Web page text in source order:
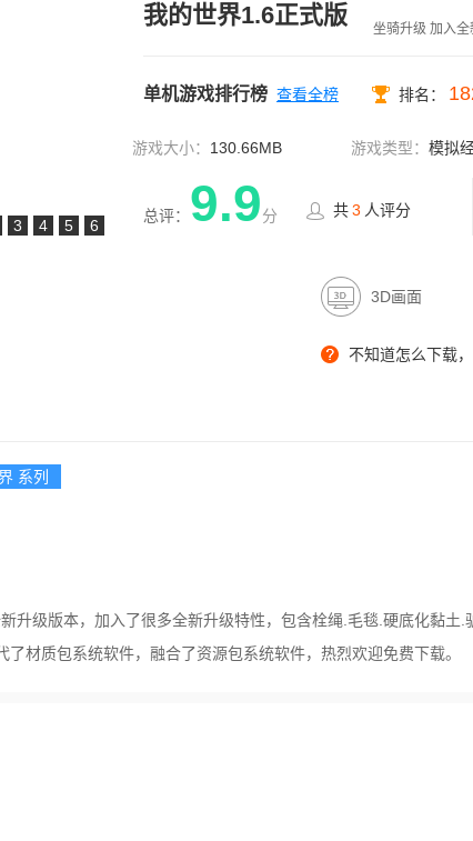
3 4 5 6
我的世界1.6正式版 坐骑升级 加入
单机游戏排行榜 查看全榜 排名：
游戏大小： 130.66MB 游戏类型： 模拟
总评： 9.9分 共3 人评分
3D画面
不知道怎么下载，
系列
升级版本，加入了很多全新升级特性，包含栓绳.毛毯.硬底化黏土.
材质包系统软件，融合了资源包系统软件，热烈欢迎免费下载。